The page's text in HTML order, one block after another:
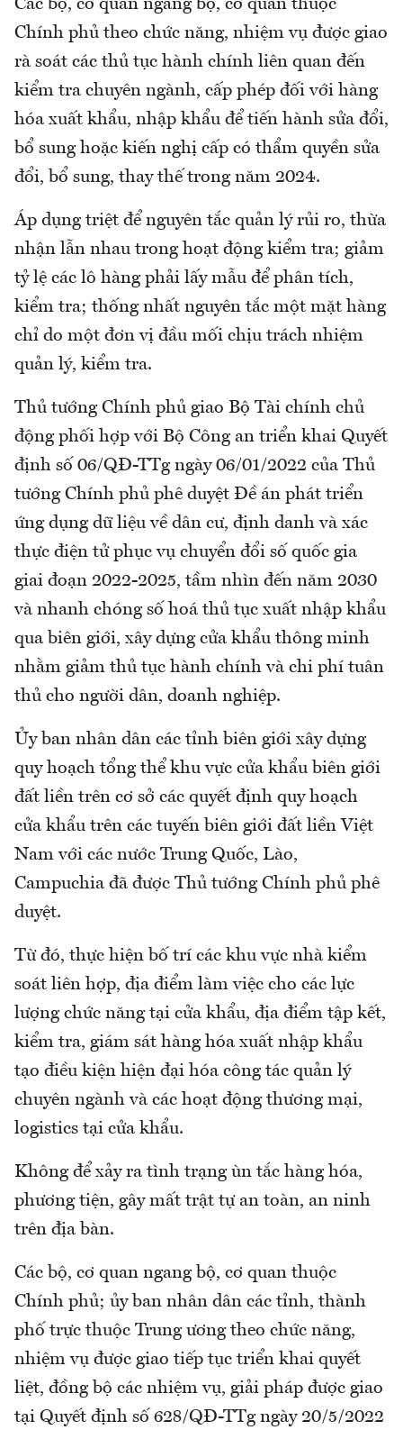
Các bộ, cơ quan ngang bộ, cơ quan thuộc
Chính phủ theo chức năng, nhiệm vụ được giao
rà soát các thủ tục hành chính liên quan đến
kiểm tra chuyên ngành, cấp phép đối với hàng
hóa xuất khẩu, nhập khẩu để tiến hành sửa đổi,
bổ sung hoặc kiến nghị cấp có thẩm quyền sửa
đổi, bổ sung, thay thế trong năm 2024.
Áp dụng triệt để nguyên tắc quản lý rủi ro, thừa
nhận lẫn nhau trong hoạt động kiểm tra; giảm
tỷ lệ các lô hàng phải lấy mẫu để phân tích,
kiểm tra; thống nhất nguyên tắc một mặt hàng
chỉ do một đơn vị đầu mối chịu trách nhiệm
quản lý, kiểm tra.
Thủ tướng Chính phủ giao Bộ Tài chính chủ
động phối hợp với Bộ Công an triển khai Quyết
định số 06/QĐ-TTg ngày 06/01/2022 của Thủ
tướng Chính phủ phê duyệt Đề án phát triển
ứng dụng dữ liệu về dân cư, định danh và xác
thực điện tử phục vụ chuyển đổi số quốc gia
giai đoạn 2022-2025, tầm nhìn đến năm 2030
và nhanh chóng số hoá thủ tục xuất nhập khẩu
qua biên giới, xây dựng cửa khẩu thông minh
nhằm giảm thủ tục hành chính và chi phí tuân
thủ cho người dân, doanh nghiệp.
Ủy ban nhân dân các tỉnh biên giới xây dựng
quy hoạch tổng thể khu vực cửa khẩu biên giới
đất liền trên cơ sở các quyết định quy hoạch
cửa khẩu trên các tuyến biên giới đất liền Việt
Nam với các nước Trung Quốc, Lào,
Campuchia đã được Thủ tướng Chính phủ phê
duyệt.
Từ đó, thực hiện bố trí các khu vực nhà kiểm
soát liên hợp, địa điểm làm việc cho các lực
lượng chức năng tại cửa khẩu, địa điểm tập kết,
kiểm tra, giám sát hàng hóa xuất nhập khẩu
tạo điều kiện hiện đại hóa công tác quản lý
chuyên ngành và các hoạt động thương mại,
logistics tại cửa khẩu.
Không để xảy ra tình trạng ùn tắc hàng hóa,
phương tiện, gây mất trật tự an toàn, an ninh
trên địa bàn.
Các bộ, cơ quan ngang bộ, cơ quan thuộc
Chính phủ; ủy ban nhân dân các tỉnh, thành
phố trực thuộc Trung ương theo chức năng,
nhiệm vụ được giao tiếp tục triển khai quyết
liệt, đồng bộ các nhiệm vụ, giải pháp được giao
tại Quyết định số 628/QĐ-TTg ngày 20/5/2022